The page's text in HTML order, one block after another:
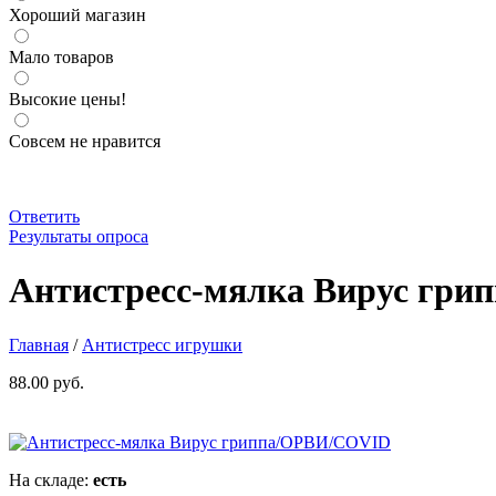
Хороший магазин
Мало товаров
Высокие цены!
Совсем не нравится
Ответить
Результаты опроса
моторики рук. Диаметр 9см
http://parkservis.ru/data/small/
Антистресс-мялка Вирус
Главная / Антистресс игрушки
88.00 руб.
На складе: есть